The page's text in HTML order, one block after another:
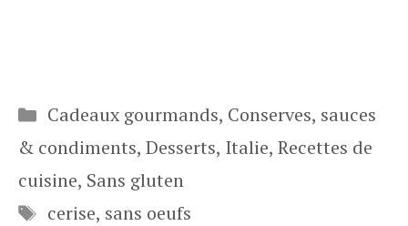
Catégories
Cadeaux gourmands, Conserves, sauces
& condiments, Desserts, Italie, Recettes de
cuisine, Sans gluten
Étiquettes
cerise, sans oeufs